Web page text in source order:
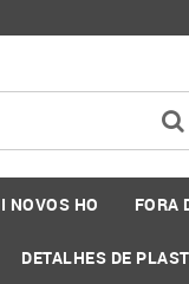
NOVOS HO FORA
DETALHES DE